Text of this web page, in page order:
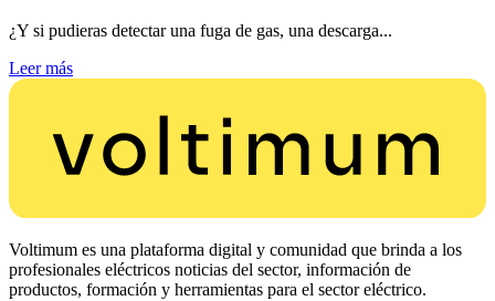
¿Y si pudieras detectar una fuga de gas, una descarga...
Leer más
Voltimum es una plataforma digital y comunidad que brinda a los
profesionales eléctricos noticias del sector, información de
productos, formación y herramientas para el sector eléctrico.